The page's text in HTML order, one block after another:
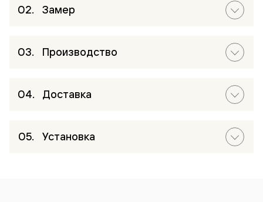
Замер
Производство
Доставка
Установка